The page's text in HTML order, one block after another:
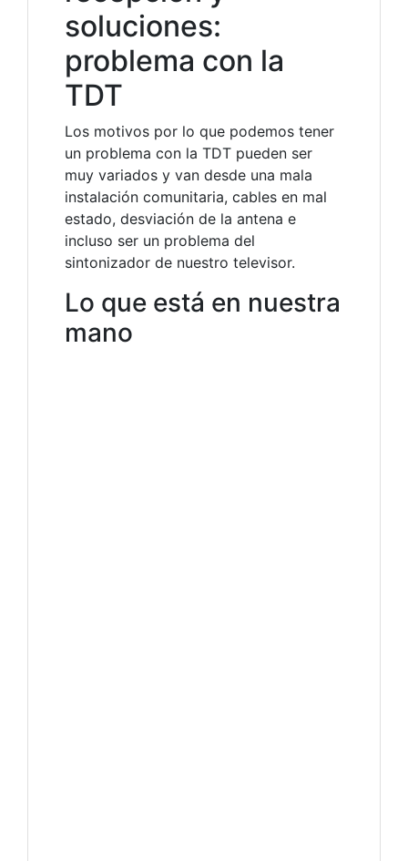
soluciones:
problema con la
TDT
Los motivos por lo que podemos tener
un problema con la TDT pueden ser
muy variados y van desde una mala
instalación comunitaria, cables en mal
estado, desviación de la antena e
incluso ser un problema del
sintonizador de nuestro televisor.
Lo que está en nuestra
mano